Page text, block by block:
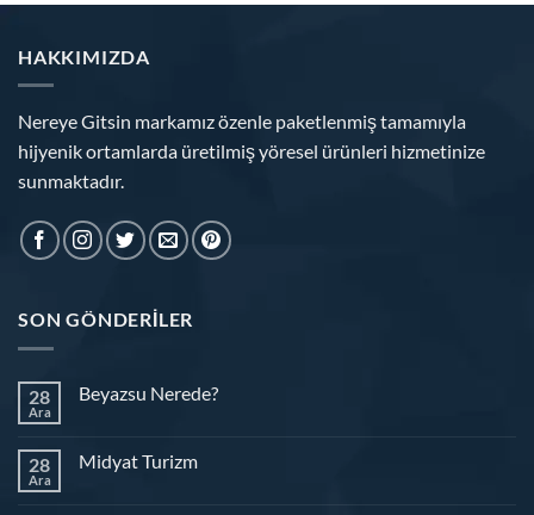
HAKKIMIZDA
Nereye Gitsin markamız özenle paketlenmiş tamamıyla
hijyenik ortamlarda üretilmiş yöresel ürünleri hizmetinize
sunmaktadır.
SON GÖNDERILER
28
Ara
Beyazsu Nerede?
28
Ara
Midyat Turizm